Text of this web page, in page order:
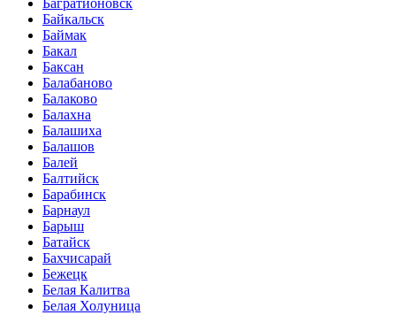
Байкальск
Баймак
Бакал
Баксан
Балабаново
Балаково
Балахна
Балашиха
Балашов
Балей
Балтийск
Барабинск
Барнаул
Барыш
Батайск
Бахчисарай
Бежецк
Белая Калитва
Белая Холуница